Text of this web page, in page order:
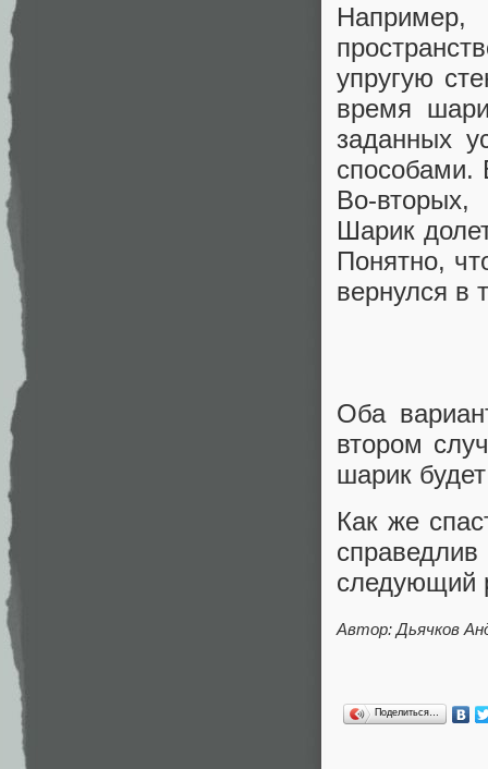
упругую
время
заданных
способами.
Во-вторых,
Шарик
Понятно,
вернулся в
Оба
втором
шарик
Как же
следующий
Автор: Дьячков
Поделиться…